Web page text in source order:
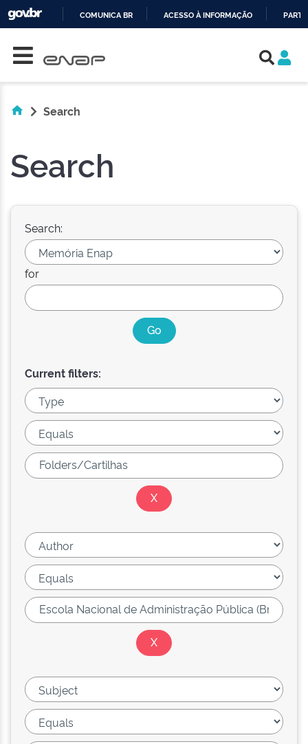
COMUNICA BR ACESSO À INFORMAÇÃO
Search
Search
Search:
for
Current filters: